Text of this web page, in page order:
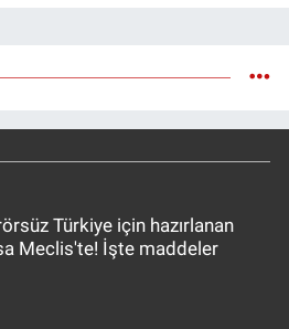
Türkiye için hazırlanan
Meclis'te! İşte maddeler